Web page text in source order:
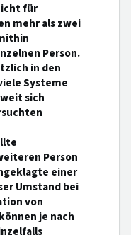
für
mehr als zwei
Person.
in den
Systeme
sich
Person
einer
Umstand bei
von
je nach